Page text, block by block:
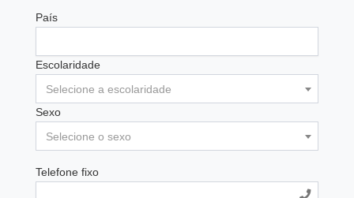
País
Escolaridade
Selecione a escolaridade
Sexo
Selecione o sexo
Telefone fixo